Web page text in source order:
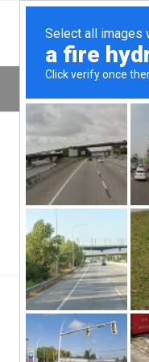
This
But we are proud to